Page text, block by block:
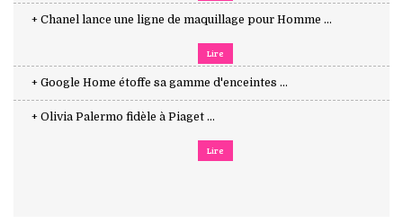
+ Chanel lance une ligne de maquillage pour Homme ...
Lire
+ Google Home étoffe sa gamme d'enceintes ...
+ Olivia Palermo fidèle à Piaget ...
Lire